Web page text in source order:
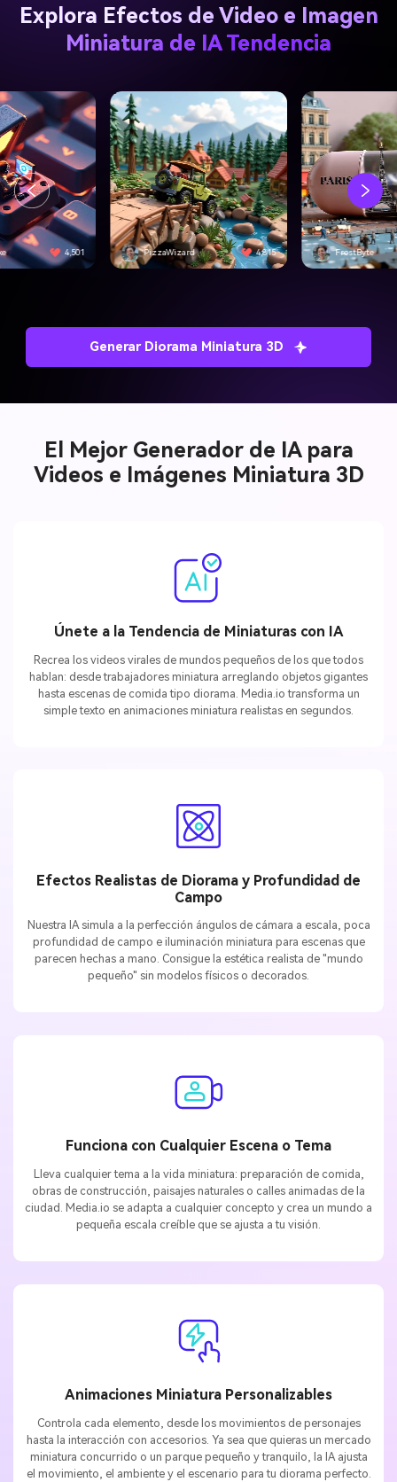
Explora Efectos de Video e Imagen
Miniatura de IA Tendencia
4,815 FrostByte 3,092 VirtualCore
Generar Diorama Miniatura 3D
El Mejor Generador de IA para
Videos e Imágenes Miniatura 3D
Únete a la Tendencia de Miniaturas con IA
Recrea los videos virales de mundos pequeños de los que todos
hablan: desde trabajadores miniatura arreglando objetos gigantes
hasta escenas de comida tipo diorama. Media.io transforma un
simple texto en animaciones miniatura realistas en segundos.
Efectos Realistas de Diorama y Profundidad de
Campo
Nuestra IA simula a la perfección ángulos de cámara a escala, poca
profundidad de campo e iluminación miniatura para escenas que
parecen hechas a mano. Consigue la estética realista de "mundo
pequeño" sin modelos físicos o decorados.
Funciona con Cualquier Escena o Tema
Lleva cualquier tema a la vida miniatura: preparación de comida,
obras de construcción, paisajes naturales o calles animadas de la
ciudad. Media.io se adapta a cualquier concepto y crea un mundo a
pequeña escala creíble que se ajusta a tu visión.
Animaciones Miniatura Personalizables
Controla cada elemento, desde los movimientos de personajes
hasta la interacción con accesorios. Ya sea que quieras un mercado
miniatura concurrido o un parque pequeño y tranquilo, la IA ajusta
el movimiento, el ambiente y el escenario para tu diorama perfecto.